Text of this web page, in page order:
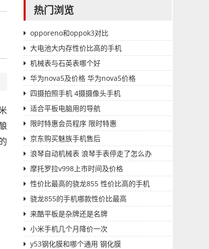
热门浏览
opporeno和oppok3对比
大电池大内存性价比高的手机
机械表与石英表哪个好
华为nova5及价格 华为nova5价格
四摄拍照手机 4摄摄像头手机
适合平板电脑用的导航
限时特惠会员程序 限时特惠
京东购买魅族手机售后
浪琴自动机械表 浪琴手表停走了怎么办
摩托罗拉v998上市时间及价格
性价比最高的骁龙855 性价比高的手机
骁龙855的手机哪款性价比最高
来酷平板是杂牌还是名牌
小米手机几个月降价一次
y53钢化膜和哪个通用 钢化膜